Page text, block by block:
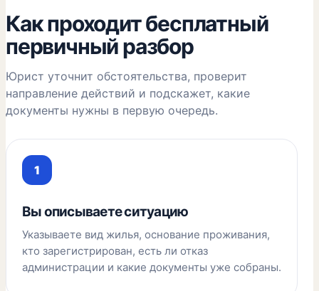
Как проходит бесплатный
первичный разбор
Юрист уточнит обстоятельства, проверит
направление действий и подскажет, какие
документы нужны в первую очередь.
Вы описываете ситуацию
Указываете вид жилья, основание проживания,
кто зарегистрирован, есть ли отказ
администрации и какие документы уже собраны.